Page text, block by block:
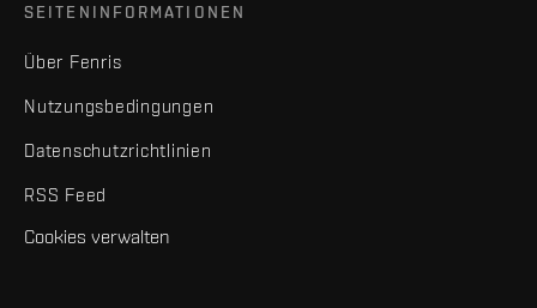
SEITENINFORMATIONEN
Über Fenris
Nutzungsbedingungen
Datenschutzrichtlinien
RSS Feed
Cookies verwalten